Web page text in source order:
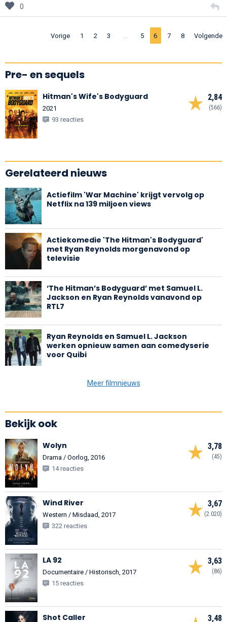
0
Vorige 1 2 3 5 6 7 8 Volgende
Pre- en sequels
2,84
(566)
Hitman's Wife's Bodyguard
2021
93 reacties
Gerelateerd nieuws
Actiefilm 'War Machine' krijgt vervolg op
Netflix na 139 miljoen views
Actiekomedie 'The Hitman's Bodyguard'
met Ryan Reynolds morgenavond op
televisie
‘The Hitman’s Bodyguard’ met Samuel L.
Jackson en Ryan Reynolds vanavond op
RTL7
Ryan Reynolds en Samuel L. Jackson
werken opnieuw samen aan comedyserie
voor Quibi
Meer filmnieuws
Bekijk ook
3,78
(45)
Wolyn
Drama / Oorlog, 2016
14 reacties
3,67
(2.020)
Wind River
Western / Misdaad, 2017
322 reacties
3,63
(86)
LA 92
Documentaire / Historisch, 2017
15 reacties
3,48
Shot Caller